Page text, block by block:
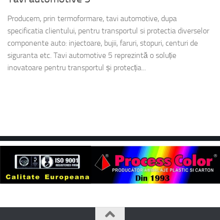
Producem, prin termoformare, tavi automotive, dupa
specificatia clientului, pentru transportul si protectia diverselor
componente auto: injectoare, bujii, faruri, stopuri, centuri de
siguranta etc. Tavi automotive 5 reprezintă o soluție
inovatoare pentru transportul și protecția...